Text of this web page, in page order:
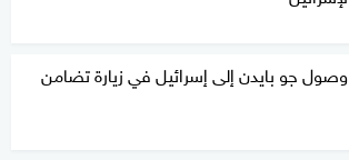
وصول جو بايدن إلى إسرائيل في زيارة تضامن